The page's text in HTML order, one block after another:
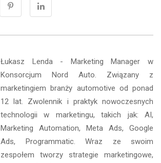
Łukasz Lenda - Marketing Manager w
Konsorcjum Nord Auto. Związany z
marketingiem branży automotive od ponad
12 lat. Zwolennik i praktyk nowoczesnych
technologii w marketingu, takich jak: AI,
Marketing Automation, Meta Ads, Google
Ads, Programmatic. Wraz ze swoim
zespołem tworzy strategie marketingowe,